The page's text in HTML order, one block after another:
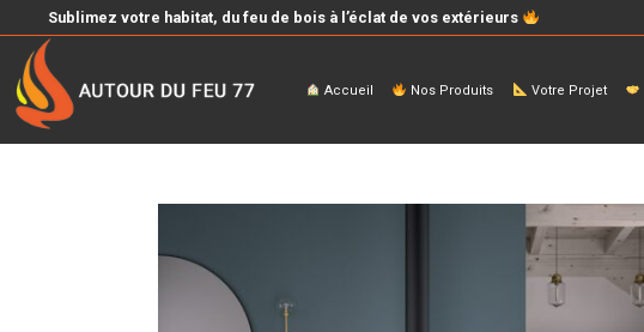
Sublimez votre habitat, du feu de bois à l’éclat de vos extérieurs
Accueil Nos Produits Votre Projet